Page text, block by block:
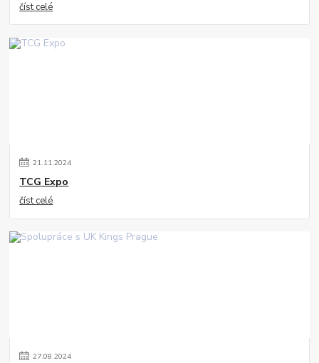
číst celé
21.11.2024
TCG Expo
číst celé
27.08.2024